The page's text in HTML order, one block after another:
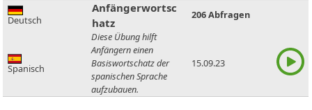
Deutsch
Anfängerwortsc
hatz
206 Abfragen
Spanisch
Diese Übung hilft
Anfängern einen
Basiswortschatz der
spanischen Sprache
aufzubauen.
15.09.23